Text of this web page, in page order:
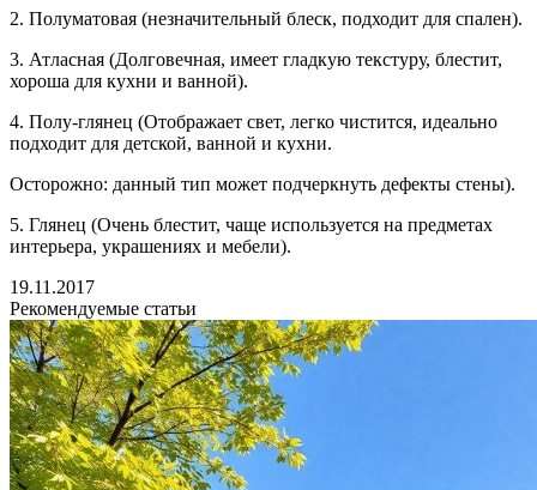
2. Полуматовая (незначительный блеск, подходит для спален).
3. Атласная (Долговечная, имеет гладкую текстуру, блестит,
хороша для кухни и ванной).
4. Полу-глянец (Отображает свет, легко чистится, идеально
подходит для детской, ванной и кухни.
Осторожно: данный тип может подчеркнуть дефекты стены).
5. Глянец (Очень блестит, чаще используется на предметах
интерьера, украшениях и мебели).
19.11.2017
Рекомендуемые статьи